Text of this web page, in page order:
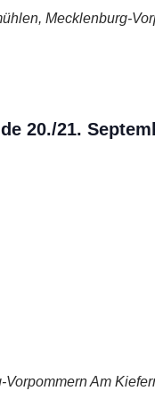
Mecklenburg-
20./21.
VorpommernAm